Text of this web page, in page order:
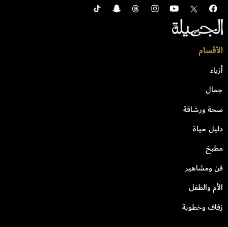
الأقسام
أزياء
جمال
صحة ورشاقة
دليل حياة
مطبخ
فن ومشاهير
الأم والطفل
زفاف وخطوبة